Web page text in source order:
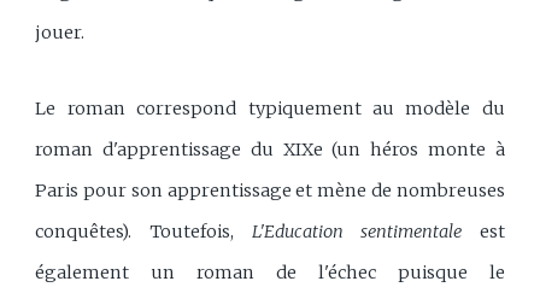
jouer.
Le roman correspond typiquement au modèle du
roman d'apprentissage du XIXe (un héros monte à
Paris pour son apprentissage et mène de nombreuses
conquêtes). Toutefois, L'Education sentimentale est
également un roman de l'échec puisque le